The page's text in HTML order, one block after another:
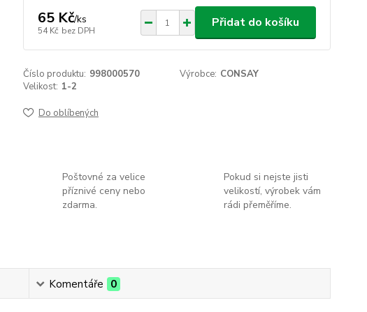
65 Kč/ks
54 Kč bez DPH
Přidat do košíku
Číslo produktu: 998000570 Výrobce: CONSAY
Velikost: 1-2
Do oblíbených
Poštovné za velice
příznivé ceny nebo
zdarma.
Pokud si nejste jisti
velikostí, výrobek vám
rádi přeměříme.
Komentáře 0